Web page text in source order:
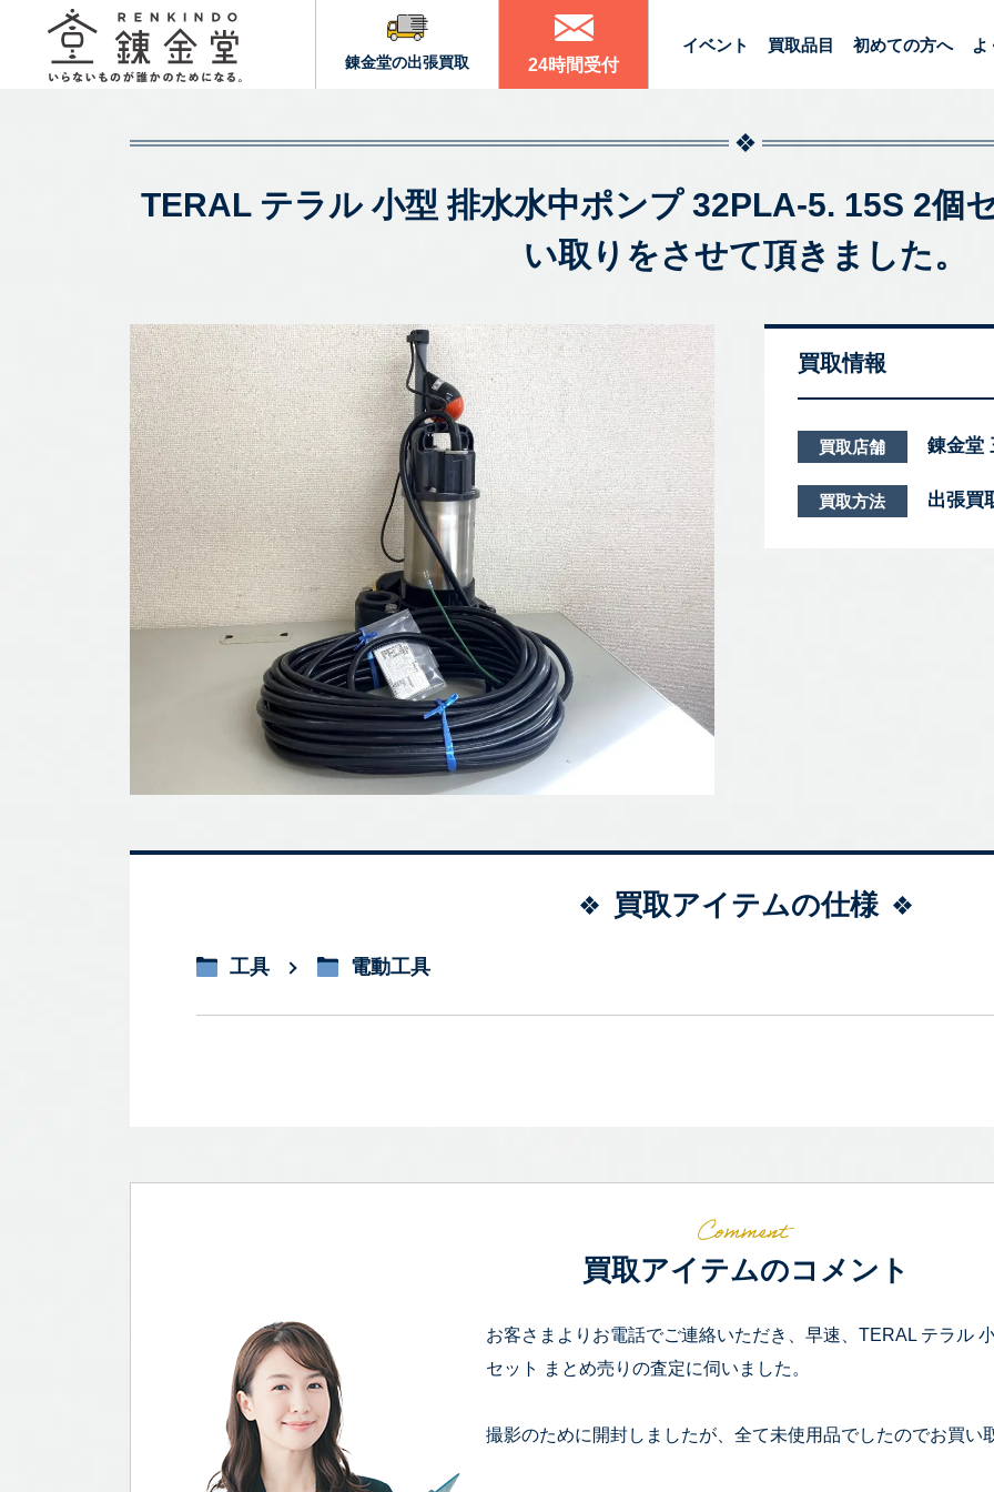
錬金堂の出張買取 24時間受付
イベント 買取品目 初めての方へ よ
TERAL テラル 小型 排水水中ポンプ 32PLA-5. 15S 2個
い取りをさせて頂きました。
買取情報
買取店舗 錬金堂
買取方法 出張買
買取アイテムの仕様
工具 電動工具
買取アイテムのコメント
お客さまよりお電話でご連絡いただき、早速、TERAL テラル
セット まとめ売りの査定に伺いました。
撮影のために開封しましたが、全て未使用品でしたのでお買い